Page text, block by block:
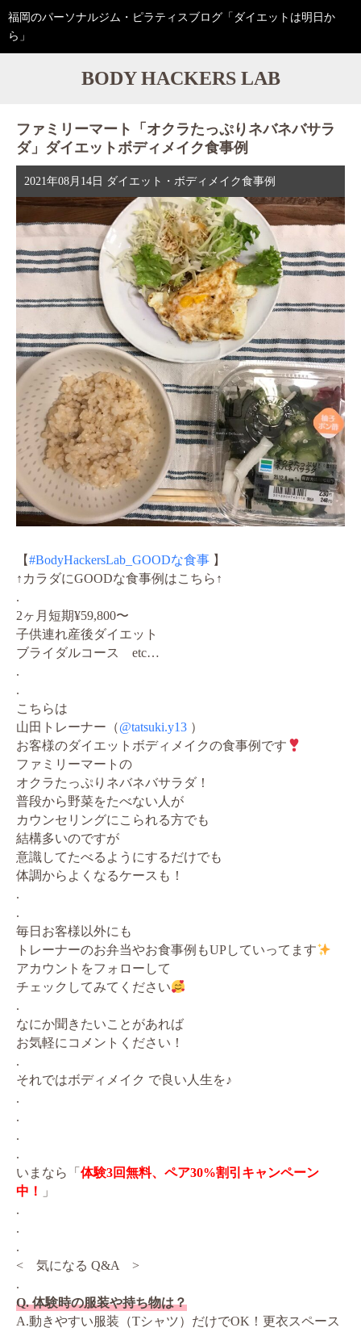
福岡のパーソナルジム・ピラティスブログ「ダイエットは明日か
ら」
BODY HACKERS LAB
ファミリーマート「オクラたっぷりネバネバサラ
ダ」ダイエットボディメイク食事例
2021年08月14日 ダイエット・ボディメイク食事例
【#BodyHackersLab_GOODな食事 】
↑カラダにGOODな食事例はこちら↑
.
2ヶ月短期¥59,800〜
子供連れ産後ダイエット
ブライダルコース etc…
.
.
こちらは
山田トレーナー（@tatsuki.y13 ）
お客様のダイエットボディメイクの食事例です
ファミリーマートの
オクラたっぷりネバネバサラダ！
普段から野菜をたべない人が
カウンセリングにこられる方でも
結構多いのですが
意識してたべるようにするだけでも
体調からよくなるケースも！
.
.
毎日お客様以外にも
トレーナーのお弁当やお食事例もUPしていってます
アカウントをフォローして
チェックしてみてください
.
なにか聞きたいことがあれば
お気軽にコメントください！
.
それではボディメイク で良い人生を♪
.
.
.
.
いまなら「 体験3回無料、ペア30%割引キャンペーン
中！
」
.
.
.
< 気になる Q&A >
.
Q. 体験時の服装や持ち物は？
A.動きやすい服装（Tシャツ）だけでOK！更衣スペース